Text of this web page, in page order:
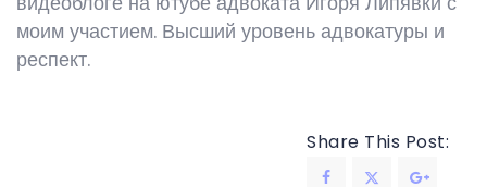
моим участием. Высший уровень адвокатуры и
респект.
Share This Post: